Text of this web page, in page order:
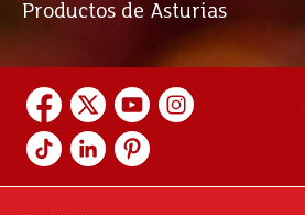
Productos de Asturias